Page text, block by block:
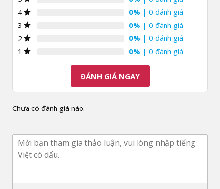
4
0% | 0 đánh giá
3
0% | 0 đánh giá
2
0% | 0 đánh giá
1
0% | 0 đánh giá
ĐÁNH GIÁ NGAY
Chưa có đánh giá nào.